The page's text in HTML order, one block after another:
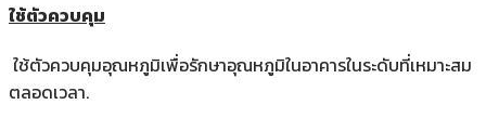
ใช้ตัวควบคุม
ใช้ตัวควบคุมอุณหภูมิเพื่อรักษาอุณหภูมิในอาคารในระดับที่เหมาะสม
ตลอดเวลา.